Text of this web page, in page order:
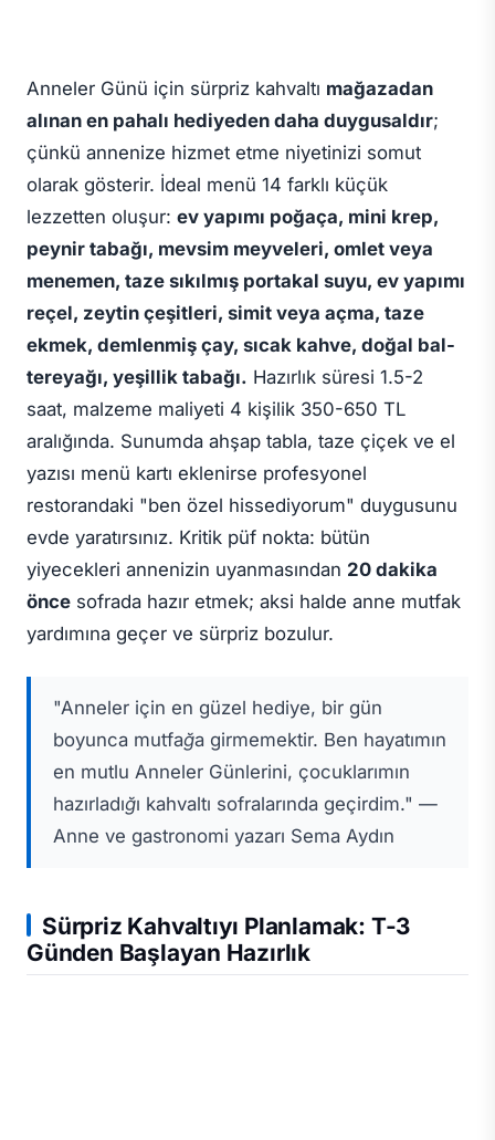
Anneler Günü için sürpriz kahvaltı mağazadan
alınan en pahalı hediyeden daha duygusaldır;
çünkü annenize hizmet etme niyetinizi somut
olarak gösterir. İdeal menü 14 farklı küçük
lezzetten oluşur: ev yapımı poğaça, mini krep,
peynir tabağı, mevsim meyveleri, omlet veya
menemen, taze sıkılmış portakal suyu, ev yapımı
reçel, zeytin çeşitleri, simit veya açma, taze
ekmek, demlenmiş çay, sıcak kahve, doğal bal-
tereyağı, yeşillik tabağı. Hazırlık süresi 1.5-2
saat, malzeme maliyeti 4 kişilik 350-650 TL
aralığında. Sunumda ahşap tabla, taze çiçek ve el
yazısı menü kartı eklenirse profesyonel
restorandaki "ben özel hissediyorum" duygusunu
evde yaratırsınız. Kritik püf nokta: bütün
yiyecekleri annenizin uyanmasından 20 dakika
önce sofrada hazır etmek; aksi halde anne mutfak
yardımına geçer ve sürpriz bozulur.
"Anneler için en güzel hediye, bir gün
boyunca mutfağa girmemektir. Ben hayatımın
en mutlu Anneler Günlerini, çocuklarımın
hazırladığı kahvaltı sofralarında geçirdim." —
Anne ve gastronomi yazarı Sema Aydın
Sürpriz Kahvaltıyı Planlamak: T-3
Günden Başlayan Hazırlık